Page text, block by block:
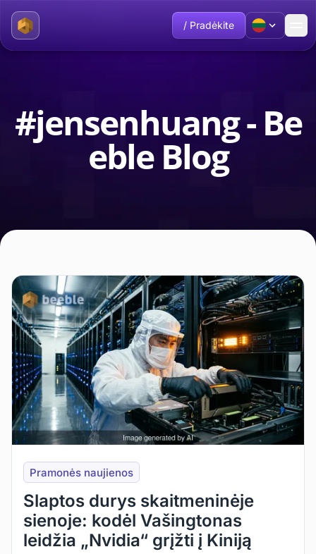
/ Pradėkite
#jensenhuang - Be
eble Blog
Pramonės naujienos
Slaptos durys skaitmeninėje
sienoje: kodėl Vašingtonas
leidžia „Nvidia“ grįžti į Kiniją